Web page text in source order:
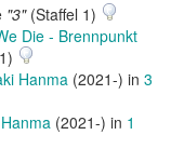
"3"(Staffel 1)
Die - Brennpunkt
Hanma (2021-) in 3
(2021-) in 1